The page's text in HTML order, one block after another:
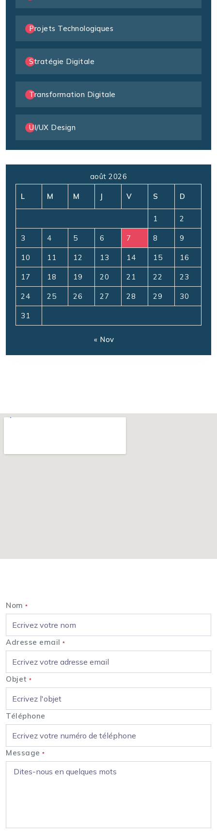
Projets Technologiques
Stratégie Digitale
Transformation Digitale
UI/UX Design
août 2026
L M M J V S D
1 2
3 4 5 6 7 8 9
10 11 12 13 14 15 16
17 18 19 20 21 22 23
24 25 26 27 28 29 30
31
« Nov
Nom *
Adresse email *
Objet *
Téléphone
Message *